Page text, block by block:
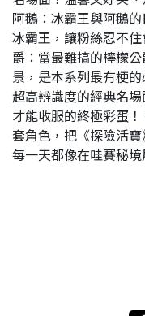
阿鵝：冰霸王與阿鵝
冰霸王，讓粉絲忍不
爵：當最難搞的檸檬
景，是本系列最有梗的
超高辨識度的經典名
才能收服的終極彩蛋
套角色，把《探險活
每一天都像在哇賽秘境